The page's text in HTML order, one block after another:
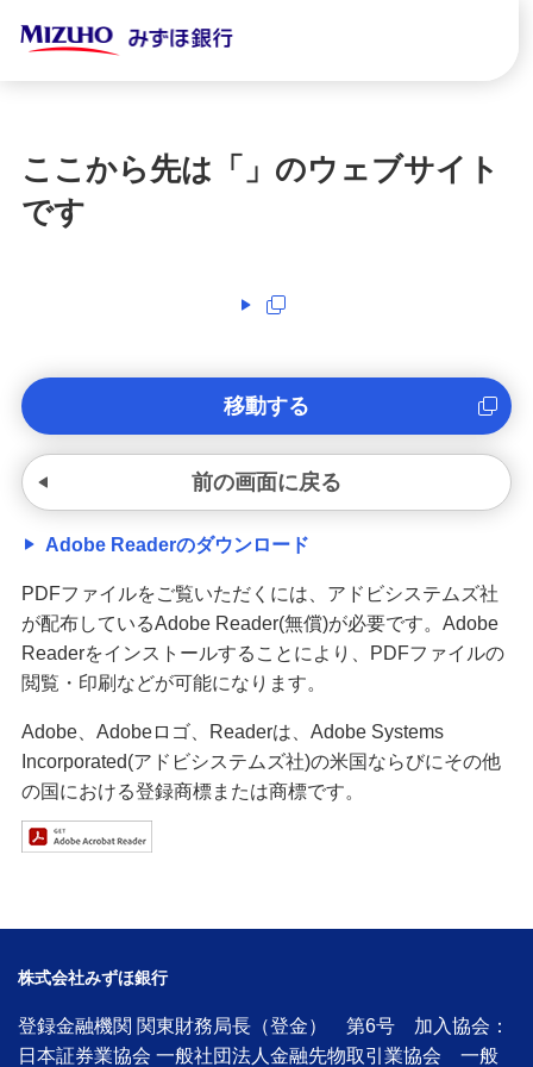
ここから先は「 」のウェブサイト
です
移動する
前の画面に戻る
Adobe Readerのダウンロード
PDFファイルをご覧いただくには、アドビシステムズ社
が配布しているAdobe Reader(無償)が必要です。Adobe
Readerをインストールすることにより、PDFファイルの
閲覧・印刷などが可能になります。
Adobe、Adobeロゴ、Readerは、Adobe Systems
Incorporated(アドビシステムズ社)の米国ならびにその他
の国における登録商標または商標です。
株式会社みずほ銀行
登録金融機関 関東財務局長（登金） 第6号 加入協会：
日本証券業協会 一般社団法人金融先物取引業協会 一般